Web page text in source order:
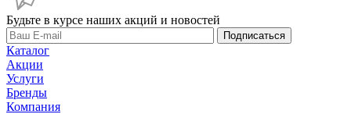
Будьте в курсе наших акций и новостей
Подписаться
Каталог
Акции
Услуги
Бренды
Компания